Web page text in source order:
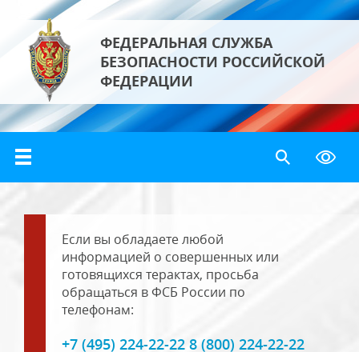
ФЕДЕРАЛЬНАЯ СЛУЖБА
БЕЗОПАСНОСТИ РОССИЙСКОЙ
ФЕДЕРАЦИИ
Если вы обладаете любой
информацией о совершенных или
готовящихся терактах, просьба
обращаться в ФСБ России по
телефонам:
+7 (495) 224-22-22 8 (800) 224-22-22